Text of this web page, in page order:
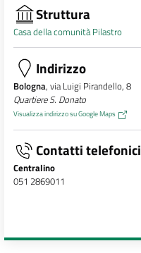
Struttura
Casa della comunità Pilastro
Indirizzo
Bologna, via Luigi Pirandello, 8
Quartiere S. Donato
Visualizza indirizzo su Google Maps
Contatti telefonici
Centralino
051 2869011